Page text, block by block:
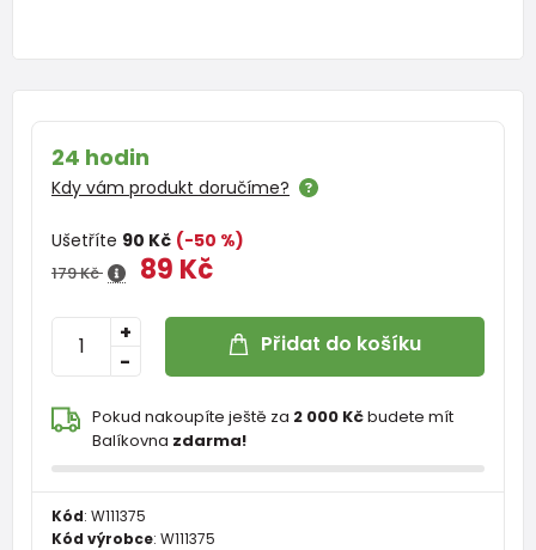
24 hodin
Kdy vám produkt doručíme?
Ušetříte 90 Kč (-50 %)
179 Kč 89 Kč
-
+ Přidat do košíku
Pokud nakoupíte ještě za 2 000 Kčbudete mít
Balíkovna zdarma!
Kód: W111375
Kód výrobce: W111375